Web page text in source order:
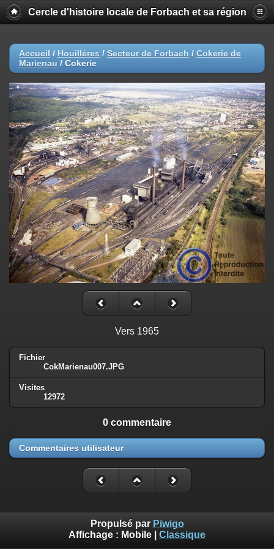
Cercle d'histoire locale de Forbach et sa région
Accueil / Houillères / Secteur de Forbach / Cokerie de
Marienau / Cokerie
Vers 1965
Fichier
CokMarienau007.JPG
Visites
12972
0 commentaire
Commentaires utilisateur
Propulsé par Piwigo
Affichage : Mobile Classique